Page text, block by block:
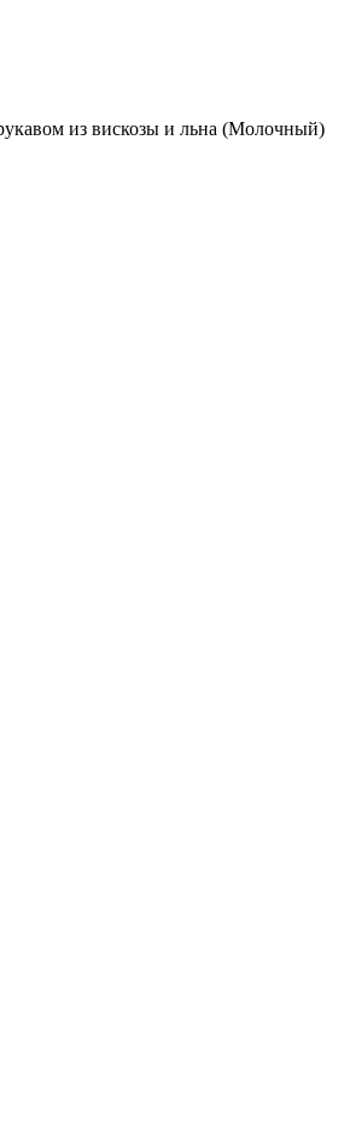
из вискозы и льна (Молочный)